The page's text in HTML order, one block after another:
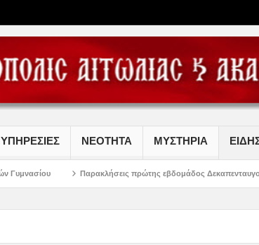
ΥΠΗΡΕΣΙΕΣ ΝΕΟΤΗΤΑ ΜΥΣΤΗΡΙΑ
Παρακλήσεις πρώτης εβδομάδος Δεκαπενταυγούστου στην Ι. Μ.